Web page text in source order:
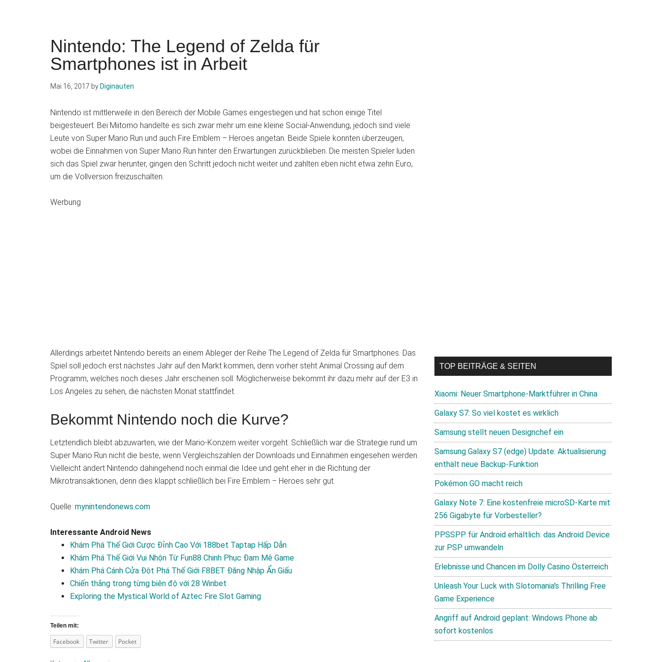
Nintendo: The Legend of Zelda für
Smartphones ist in Arbeit
Mai 16, 2017 by Diginauten
Nintendo ist mittlerweile in den Bereich der Mobile Games eingestiegen und hat schon einige Titel
beigesteuert. Bei Miitomo handelte es sich zwar mehr um eine kleine Social-Anwendung, jedoch sind viele
Leute von Super Mario Run und auch Fire Emblem – Heroes angetan. Beide Spiele konnten überzeugen,
wobei die Einnahmen von Super Mario Run hinter den Erwartungen zurückblieben. Die meisten Spieler luden
sich das Spiel zwar herunter, gingen den Schritt jedoch nicht weiter und zahlten eben nicht etwa zehn Euro,
um die Vollversion freizuschalten.
Werbung
Allerdings arbeitet Nintendo bereits an einem Ableger der Reihe The Legend of Zelda für Smartphones. Das
Spiel soll jedoch erst nächstes Jahr auf den Markt kommen, denn vorher steht Animal Crossing auf dem
Programm, welches noch dieses Jahr erscheinen soll. Möglicherweise bekommt ihr dazu mehr auf der E3 in
Los Angeles zu sehen, die nächsten Monat stattfindet.
Bekommt Nintendo noch die Kurve?
Letztendlich bleibt abzuwarten, wie der Mario-Konzern weiter vorgeht. Schließlich war die Strategie rund um
Super Mario Run nicht die beste, wenn Vergleichszahlen der Downloads und Einnahmen eingesehen werden.
Vielleicht ändert Nintendo dahingehend noch einmal die Idee und geht eher in die Richtung der
Mikrotransaktionen, denn dies klappt schließlich bei Fire Emblem – Heroes sehr gut.
Quelle: mynintendonews.com
Interessante Android News
Khám Phá Thế Giới Cược Đỉnh Cao Với 188bet Taptap Hấp Dẫn
Khám Phá Thế Giới Vui Nhộn Từ Fun88 Chinh Phục Đam Mê Game
Khám Phá Cánh Cửa Đột Phá Thế Giới F8BET Đăng Nhập Ẩn Giấu
Chiến thắng trong từng biên độ với 28 Winbet
Exploring the Mystical World of Aztec Fire Slot Gaming
Teilen mit:
Facebook Twitter Pocket
TOP BEITRÄGE & SEITEN
Xiaomi: Neuer Smartphone-Marktführer in China
Galaxy S7: So viel kostet es wirklich
Samsung stellt neuen Designchef ein
Samsung Galaxy S7 (edge) Update: Aktualisierung
enthält neue Backup-Funktion
Pokémon GO macht reich
Galaxy Note 7: Eine kostenfreie microSD-Karte mit
256 Gigabyte für Vorbesteller?
PPSSPP für Android erhältlich: das Android Device
zur PSP umwandeln
Erlebnisse und Chancen im Dolly Casino Österreich
Unleash Your Luck with Slotomania's Thrilling Free
Game Experience
Angriff auf Android geplant: Windows Phone ab
sofort kostenlos